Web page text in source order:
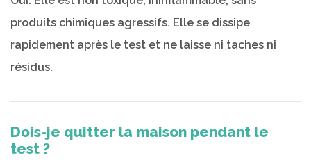
produits chimiques agressifs. Elle se dissipe
rapidement après le test et ne laisse ni taches ni
résidus.
Dois-je quitter la maison pendant le
test ?